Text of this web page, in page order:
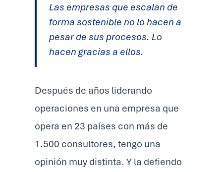
Las empresas que escalan de
forma sostenible no lo hacen a
pesar de sus procesos. Lo
hacen gracias a ellos.
Después de años liderando
operaciones en una empresa que
opera en 23 países con más de
1.500 consultores, tengo una
opinión muy distinta. Y la defiendo